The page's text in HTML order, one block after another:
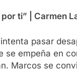
ti” | Carmen
pasar
se empeña en
Marcos se